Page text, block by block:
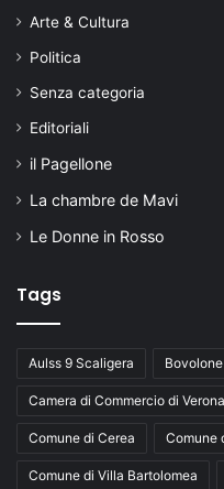
Arte & Cultura
Politica
Senza categoria
Editoriali
il Pagellone
La chambre de Mavi
Le Donne in Rosso
Tags
Aulss 9 Scaligera Bovolone
Camera di Commercio di Verona
Comune di Cerea Comune
Comune di Villa Bartolomea